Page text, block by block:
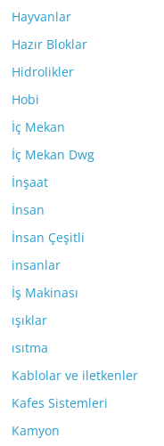
Hayvanlar
Hazır Bloklar
Hidrolikler
Hobi
İç Mekan
İç Mekan Dwg
İnşaat
İnsan
İnsan Çeşitli
insanlar
İş Makinası
ışıklar
ısıtma
Kablolar ve iletkenler
Kafes Sistemleri
Kamyon